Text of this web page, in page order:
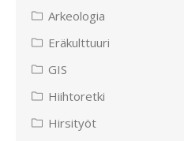
Arkeologia
Eräkulttuuri
GIS
Hiihtoretki
Hirsityöt